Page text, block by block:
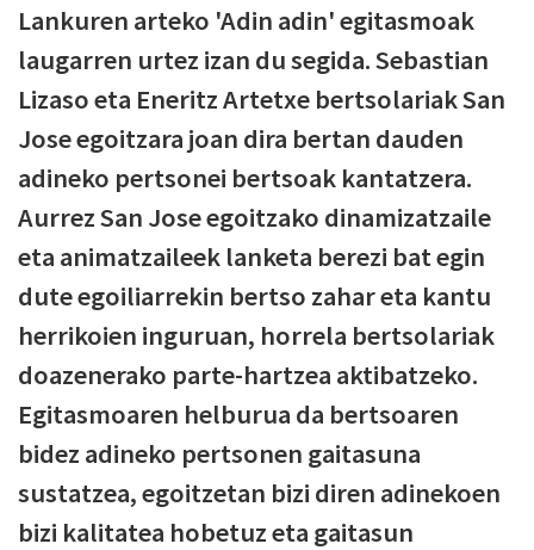
Lankuren arteko 'Adin adin' egitasmoak
laugarren urtez izan du segida. Sebastian
Lizaso eta Eneritz Artetxe bertsolariak San
Jose egoitzara joan dira bertan dauden
adineko pertsonei bertsoak kantatzera.
Aurrez San Jose egoitzako dinamizatzaile
eta animatzaileek lanketa berezi bat egin
dute egoiliarrekin bertso zahar eta kantu
herrikoien inguruan, horrela bertsolariak
doazenerako parte-hartzea aktibatzeko.
Egitasmoaren helburua da bertsoaren
bidez adineko pertsonen gaitasuna
sustatzea, egoitzetan bizi diren adinekoen
bizi kalitatea hobetuz eta gaitasun